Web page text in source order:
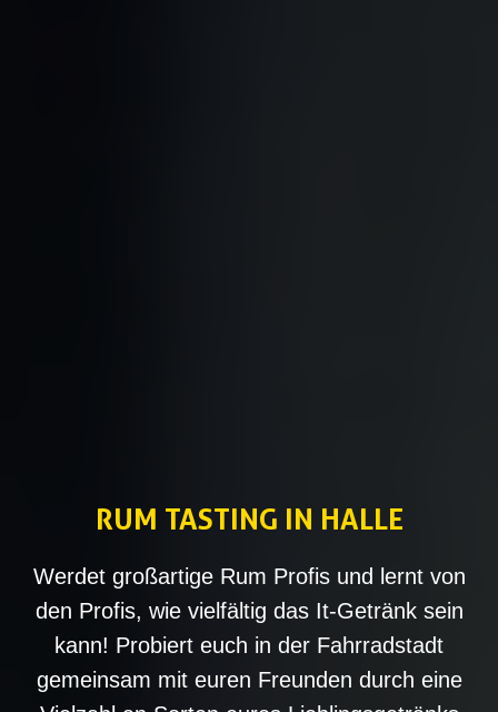
RUM TASTING IN HALLE
Werdet großartige Rum Profis und lernt von
den Profis, wie vielfältig das It-Getränk sein
kann! Probiert euch in der Fahrradstadt
gemeinsam mit euren Freunden durch eine